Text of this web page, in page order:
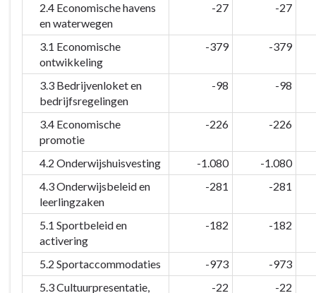
2.4 Economische havens
en waterwegen
-27 -27
3.1 Economische
ontwikkeling
-379 -379
3.3 Bedrijvenloket en
bedrijfsregelingen
-98 -98
3.4 Economische
promotie
-226 -226
4.2 Onderwijshuisvesting -1.080
-1.080
4.3 Onderwijsbeleid en
leerlingzaken
-281 -281
5.1 Sportbeleid en
activering
-182 -182
5.2 Sportaccommodaties -973
-973
5.3 Cultuurpresentatie,
-22 -22